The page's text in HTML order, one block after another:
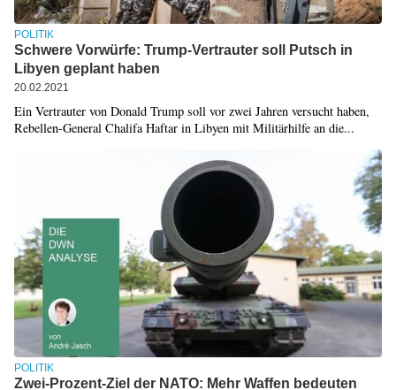
POLITIK
Schwere Vorwürfe: Trump-Vertrauter soll Putsch in
Libyen geplant haben
20.02.2021
Ein Vertrauter von Donald Trump soll vor zwei Jahren versucht haben,
Rebellen-General Chalifa Haftar in Libyen mit Militärhilfe an die...
POLITIK
Zwei-Prozent-Ziel der NATO: Mehr Waffen bedeuten